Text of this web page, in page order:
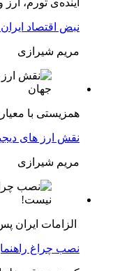
آینده‌ی تورم،
نبض اقتصاد
مریم شیرازی
همزیستی با
نقش ارز های
مریم شیرازی
الزامات ایران
نصب چراغ